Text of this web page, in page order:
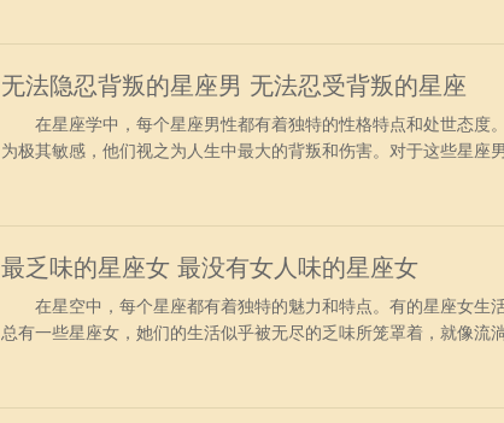
无法隐忍背叛的星座男 无法忍受背叛的星座
在星座学中，每个星座男性都有着独特的性格特点和处世态度
为极其敏感，他们视之为人生中最大的背叛和伤害。对于这些星座
最乏味的星座女 最没有女人味的星座女
在星空中，每个星座都有着独特的魅力和特点。有的星座女生
总有一些星座女，她们的生活似乎被无尽的乏味所笼罩着，就像流